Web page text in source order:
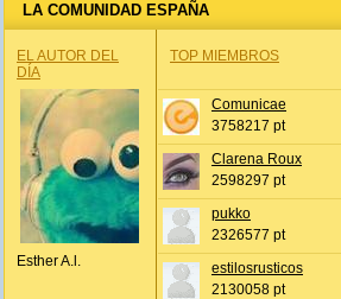
LA COMUNIDAD ESPAÑA
EL AUTOR DEL
DÍA
Esther A.l.
TOP MIEMBROS
Comunicae
3758217 pt
Clarena Roux
2598297 pt
pukko
2326577 pt
estilosrusticos
2130058 pt